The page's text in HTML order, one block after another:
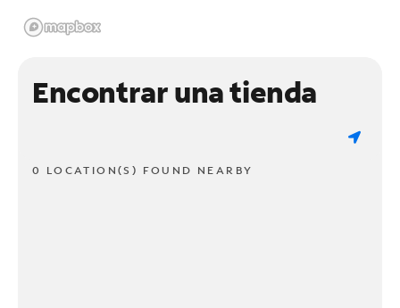
Encontrar una tienda
0 LOCATION(S) FOUND NEARBY